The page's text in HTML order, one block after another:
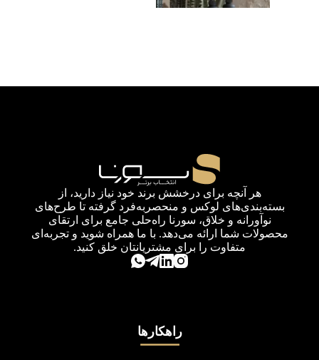
هر آنچه برای درخشش برند خود نیاز دارید، از
بسته‌بندی‌های لوکس و منحصربه‌فرد گرفته تا طرح‌های
نوآورانه و خلاق، سورنا راه‌حلی جامع برای ارتقای
محصولات شما ارائه می‌دهد. با ما همراه شوید و تجربه‌ای
متفاوت را برای مشتریانتان خلق کنید.
راهکارها